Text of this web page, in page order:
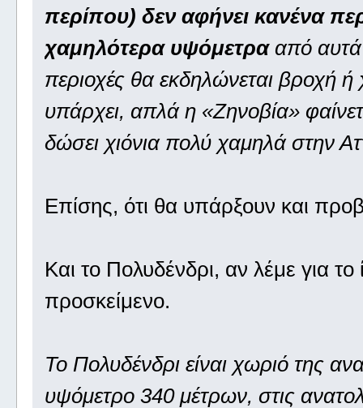
περίπου) δεν αφήνει κανένα
χαμηλότερα υψόμετρααπό αυτά
περιοχές θα εκδηλώνεται βροχή
υπάρχει, απλά η «Ζηνοβία»
δώσει χιόνια πολύ χαμηλά στην
Επίσης, ότι θα υπάρξουν και
Και το Πολυδένδρι, αν λέμε για το
προσκείμενο.
Το Πολυδένδρι είναι χωριό της
υψόμετρο 340 μέτρων, στις